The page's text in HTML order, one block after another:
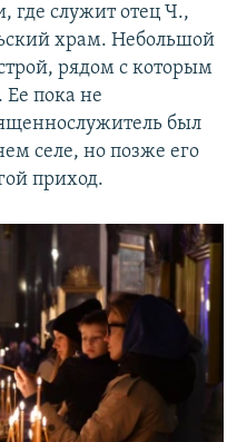
где служит отец Ч.,
храм. Небольшой
рядом с которым
Ее пока не
был
селе, но позже его
приход.